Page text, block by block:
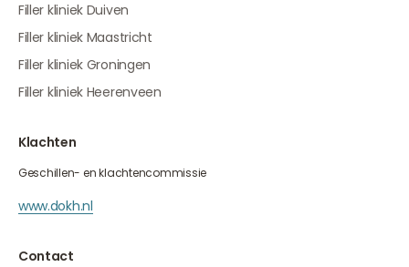
Filler kliniek Duiven
Filler kliniek Maastricht
Filler kliniek Groningen
Filler kliniek Heerenveen
Klachten
Geschillen- en klachtencommissie
www.dokh.nl
Contact